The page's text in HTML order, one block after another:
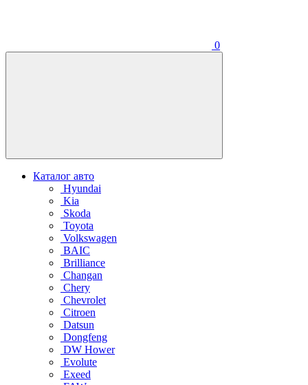
0
Каталог авто
Hyundai
Kia
Skoda
Toyota
Volkswagen
BAIC
Brilliance
Changan
Chery
Chevrolet
Citroen
Datsun
Dongfeng
DW Hower
Evolute
Exeed